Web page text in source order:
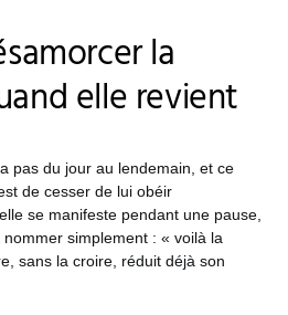
la
elle revient
pas du jour au lendemain, et ce
de cesser de lui obéir
se manifeste pendant une pause,
simplement : « voilà la
sans la croire, réduit déjà son